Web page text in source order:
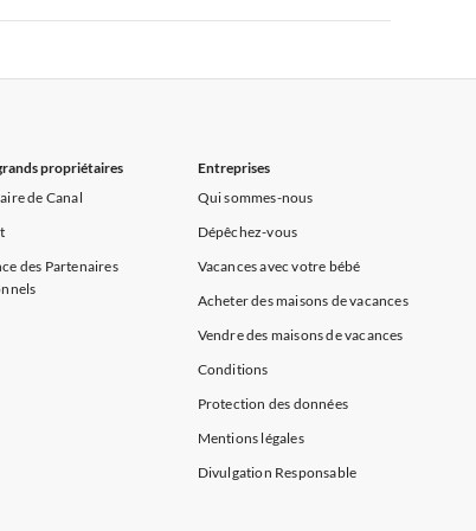
Appartements de Vacances à Provence
propriétaires
de Canal
des Partenaires
Entreprises
Qui sommes-nous
Dépêchez-vous
Vacances avec votre bébé
Acheter des maisons de vacances
Vendre des maisons de vacances
Conditions
Protection des données
Mentions légales
Divulgation Responsable